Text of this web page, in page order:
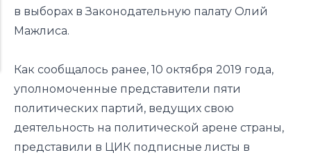
в выборах в Законодательную палату Олий
Мажлиса.
Как сообщалось ранее, 10 октября 2019 года,
уполномоченные представители пяти
политических партий, ведущих свою
деятельность на политической арене страны,
представили в ЦИК подписные листы в